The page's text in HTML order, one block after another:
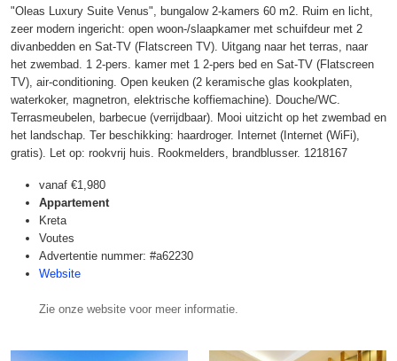
"Oleas Luxury Suite Venus", bungalow 2-kamers 60 m2. Ruim en licht,
zeer modern ingericht: open woon-/slaapkamer met schuifdeur met 2
divanbedden en Sat-TV (Flatscreen TV). Uitgang naar het terras, naar
het zwembad. 1 2-pers. kamer met 1 2-pers bed en Sat-TV (Flatscreen
TV), air-conditioning. Open keuken (2 keramische glas kookplaten,
waterkoker, magnetron, elektrische koffiemachine). Douche/WC.
Terrasmeubelen, barbecue (verrijdbaar). Mooi uitzicht op het zwembad en
het landschap. Ter beschikking: haardroger. Internet (Internet (WiFi),
gratis). Let op: rookvrij huis. Rookmelders, brandblusser. 1218167
vanaf €1,980
Appartement
Kreta
Voutes
Advertentie nummer: #a62230
Website
Zie onze website voor meer informatie.